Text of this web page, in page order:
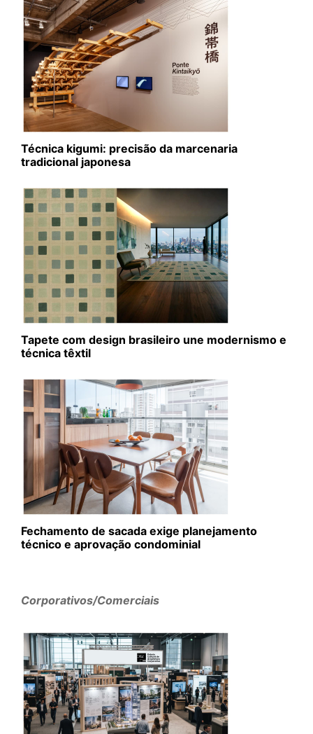
Técnica kigumi: precisão da marcenaria
tradicional japonesa
Tapete com design brasileiro une modernismo e
técnica têxtil
Fechamento de sacada exige planejamento
técnico e aprovação condominial
Corporativos/Comerciais